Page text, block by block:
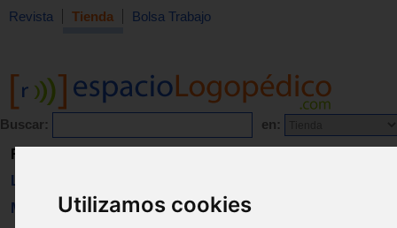
Utilizamos cookies
Revista Tienda Bolsa Trabajo
Buscar: en:
Revista
Libros
Material